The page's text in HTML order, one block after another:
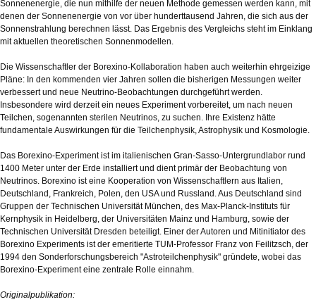
Sonnenenergie, die nun mithilfe der neuen Methode gemessen werden kann, mit
denen der Sonnenenergie von vor über hunderttausend Jahren, die sich aus der
Sonnenstrahlung berechnen lässt. Das Ergebnis des Vergleichs steht im Einklang
mit aktuellen theoretischen Sonnenmodellen.
Die Wissenschaftler der Borexino-Kollaboration haben auch weiterhin ehrgeizige
Pläne: In den kommenden vier Jahren sollen die bisherigen Messungen weiter
verbessert und neue Neutrino-Beobachtungen durchgeführt werden.
Insbesondere wird derzeit ein neues Experiment vorbereitet, um nach neuen
Teilchen, sogenannten sterilen Neutrinos, zu suchen. Ihre Existenz hätte
fundamentale Auswirkungen für die Teilchenphysik, Astrophysik und Kosmologie.
Das Borexino-Experiment ist im italienischen Gran-Sasso-Untergrundlabor rund
1400 Meter unter der Erde installiert und dient primär der Beobachtung von
Neutrinos. Borexino ist eine Kooperation von Wissenschaftlern aus Italien,
Deutschland, Frankreich, Polen, den USA und Russland. Aus Deutschland sind
Gruppen der Technischen Universität München, des Max-Planck-Instituts für
Kernphysik in Heidelberg, der Universitäten Mainz und Hamburg, sowie der
Technischen Universität Dresden beteiligt. Einer der Autoren und Mitinitiator des
Borexino Experiments ist der emeritierte TUM-Professor Franz von Feilitzsch, der
1994 den Sonderforschungsbereich "Astroteilchenphysik" gründete, wobei das
Borexino-Experiment eine zentrale Rolle einnahm.
Originalpublikation: